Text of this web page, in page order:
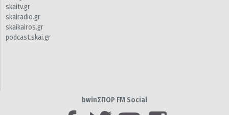
skaitv.gr
skairadio.gr
skaikairos.gr
podcast.skai.gr
bwinΣΠΟΡ FM Social